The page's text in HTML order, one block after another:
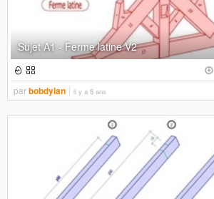
Sujet A1 - Ferme latine V2
parbobdylan il y a 8 ans